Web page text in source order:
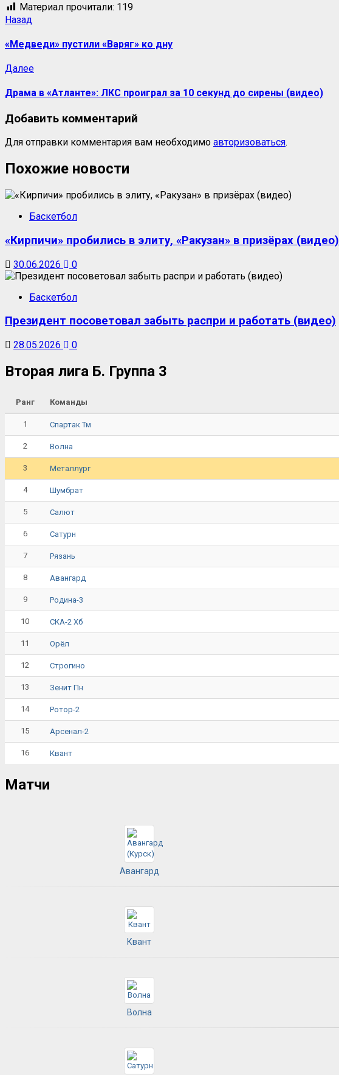
Материал прочитали: 119
Навигация
записи
Назад
«Медведи» пустили «Варяг» ко дну
ДалееСледующая
Драма в «Атланте»: ЛКС проиграл за 10 секунд до сирены (видео)
Добавить комментарий
Для отправки комментария вам необходимо авторизоваться.
Похожие новости
Баскетбол
«Кирпичи» пробились в элиту, «Ракузан» в призёрах (видео)
30.06.2026 0
Баскетбол
Президент посоветовал забыть распри и работать (видео)
28.05.2026 0
Вторая лига Б. Группа 3
Ранг Команды
1 Спартак Тм
2 Волна
3 Металлург
4 Шумбрат
5 Салют
6 Сатурн
7 Рязань
8 Авангард
9 Родина-3
10 СКА-2 Хб
11 Орёл
12 Строгино
13 Зенит Пн
14 Ротор-2
15 Арсенал-2
16 Квант
Матчи
Авангард
Квант
Волна